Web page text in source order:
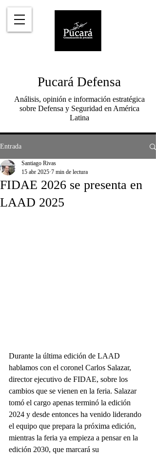
Pucará Defensa
Análisis, opinión e información estratégica
sobre Defensa y Seguridad en América
Latina
Entrada
FIDAE 2026 se presenta en
LAAD 2025
Santiago Rivas
15 abr 2025 7 min de lectura
Durante la última edición de LAAD
hablamos con el coronel Carlos Salazar,
director ejecutivo de FIDAE, sobre los
cambios que se vienen en la feria. Salazar
tomó el cargo apenas terminó la edición
2024 y desde entonces ha venido liderando
el equipo que prepara la próxima edición,
mientras la feria ya empieza a pensar en la
edición 2030, que marcará su